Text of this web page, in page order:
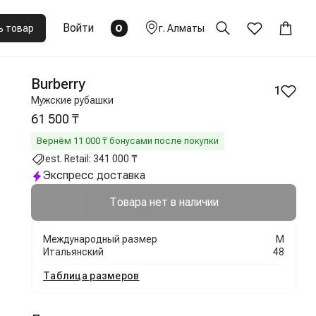
товар Войти 0 г. Алматы
Burberry
Мужские рубашки
1
61 500 ₸
Вернём 11 000 ₸ бонусами после покупки
est. Retail: 341 000 ₸
Экспресс доставка
Товара нет в наличии
Международный размер
M
Итальянский
48
Таблица размеров